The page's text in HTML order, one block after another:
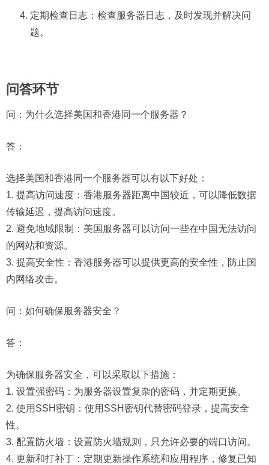
定期检查日志：检查服务器日志，及时发现并解决问
题。
问答环节
问： 为什么选择美国和香港同一个服务器？
答：
选择美国和香港同一个服务器可以有以下好处：
1. 提高访问速度：香港服务器距离中国较近，可以降低数据
传输延迟，提高访问速度。
2. 避免地域限制：美国服务器可以访问一些在中国无法访问
的网站和资源。
3. 提高安全性：香港服务器可以提供更高的安全性，防止国
内网络攻击。
问： 如何确保服务器安全？
答：
为确保服务器安全，可以采取以下措施：
1. 设置强密码：为服务器设置复杂的密码，并定期更换。
2. 使用SSH密钥：使用SSH密钥代替密码登录，提高安全
性。
3. 配置防火墙：设置防火墙规则，只允许必要的端口访问。
4. 更新和打补丁：定期更新操作系统和应用程序，修复已知